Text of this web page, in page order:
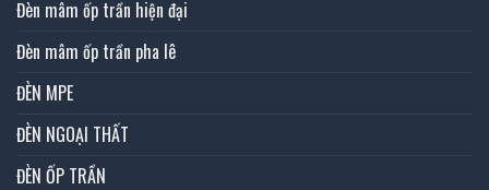
Đèn mâm ốp trần hiện đại
Đèn mâm ốp trần pha lê
ĐÈN MPE
ĐÈN NGOẠI THẤT
ĐÈN ỐP TRẦN